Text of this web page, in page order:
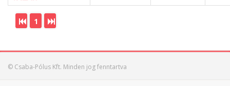
1
© Csaba-Pólus Kft. Minden jog fenntartva